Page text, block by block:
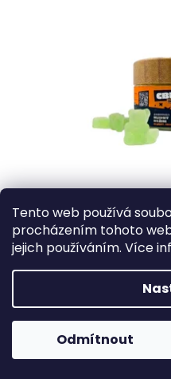
Tento web používá
procházením tohoto
jejich používáním. Více
Odmítnout
CBD Gummies 15 mg,
Skladem
559 Kč
Ještě trvanlivější a chutnější!
oblíbené CBD Gummies 15 mg
kterému si déle udrží skvělou